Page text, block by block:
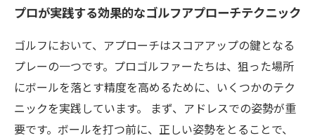
プロが実践する効果的なゴルフアプローチテクニック
ゴルフにおいて、アプローチはスコアアップの鍵となる
プレーの一つです。プロゴルファーたちは、狙った場所
にボールを落とす精度を高めるために、いくつかのテク
ニックを実践しています。 まず、アドレスでの姿勢が重
要です。ボールを打つ前に、正しい姿勢をとることで、